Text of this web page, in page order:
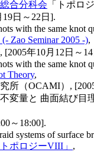
合分科会 「トポロ
19日～22日].
with the same knot
Zao Seminar 2005 -),
年10月12日～
with the same knot
Theory,
所（OCAMI）,
変量と 曲面結び目
～18:00].
systems of surface
ポロジーVIII」 ,